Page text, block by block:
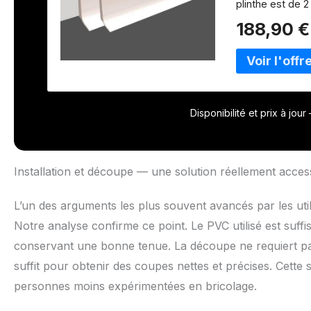
plinthe est de 2
Résistant à
n’importe
commerces,
POSE DES
circulaire à
ces plinthes
cartouche dans
Mousse
BORDS
à la surface de
murs, il est
la plinthe.
blanche de 8
188,90 €
Disponibilité et prix à jour
Installation et découpe — une solution réellement
L’un des arguments les plus souvent avancés par les
Notre analyse confirme ce point. Le PVC utilisé est
conservant une bonne tenue. La découpe ne requiert
suffit pour obtenir des coupes nettes et précises.
personnes moins expérimentées en bricolage.